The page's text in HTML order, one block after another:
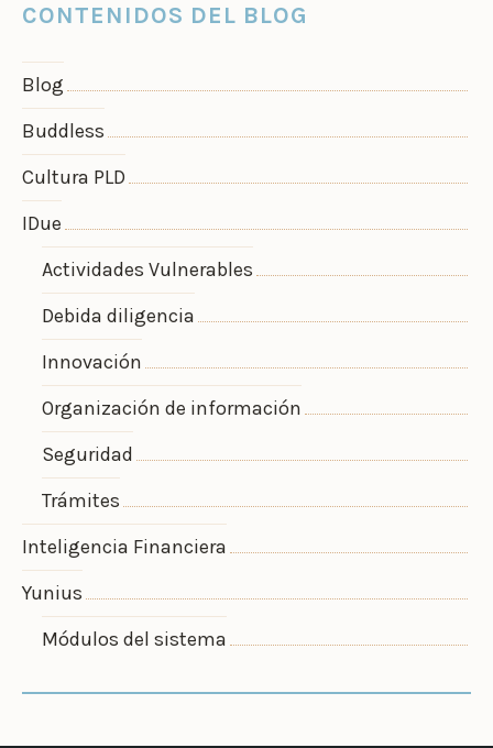
CONTENIDOS DEL BLOG
Blog
Buddless
Cultura PLD
IDue
Actividades Vulnerables
Debida diligencia
Innovación
Organización de información
Seguridad
Trámites
Inteligencia Financiera
Yunius
Módulos del sistema